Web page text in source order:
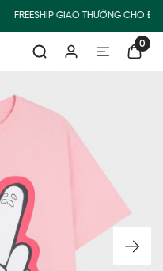
FREESHIP GIAO THƯỜNG CHO
0